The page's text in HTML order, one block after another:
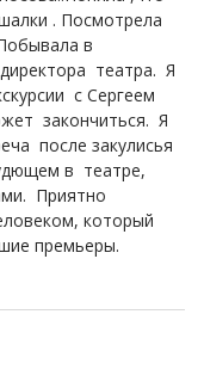
. Посмотрела
в
театра. Я
с Сергеем
закончиться. Я
после закулисья
в театре,
Приятно
который
премьеры.